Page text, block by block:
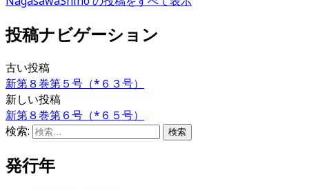
投稿ナビゲーション
古い投稿
新第８巻第５号（*６３号）
新しい投稿
新第８巻第６号（*６５号）
検索:
発行年